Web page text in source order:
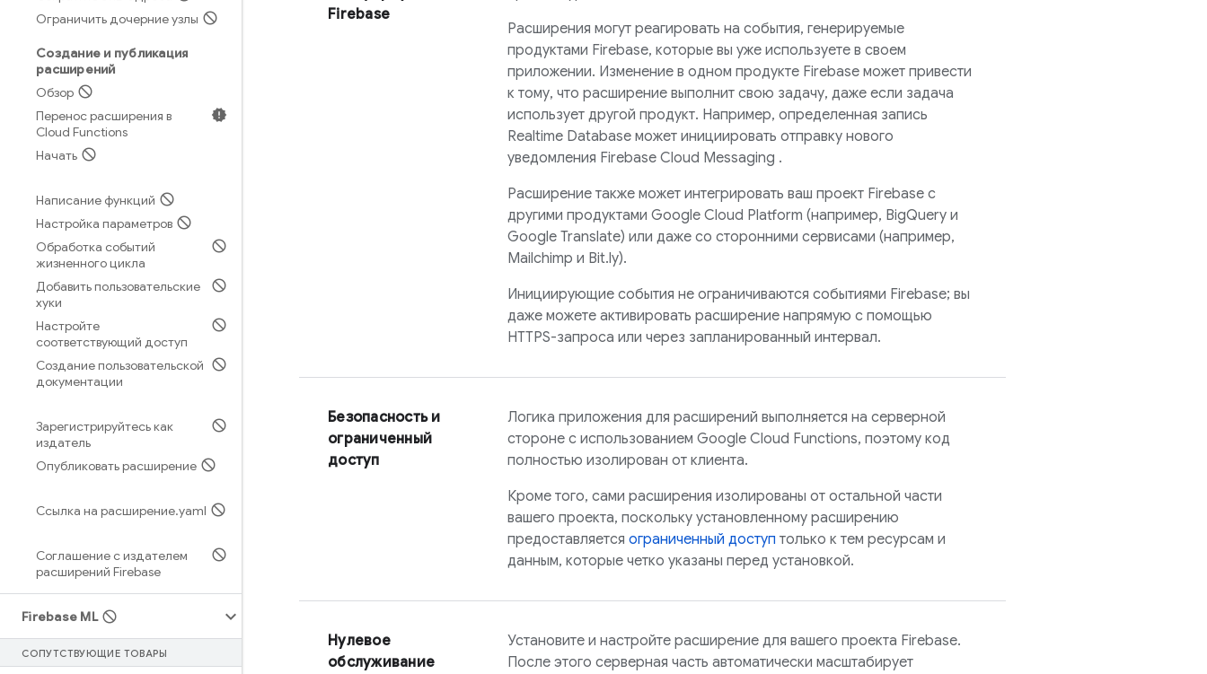
Ограничить дочерние узлы
Создание и публикация
расширений
Обзор
Перенос расширения в
Cloud Functions
Начать
Написание функций
Настройка параметров
Обработка событий
жизненного цикла
Добавить пользовательские
хуки
Настройте
соответствующий доступ
Создание пользовательской
документации
Зарегистрируйтесь как
издатель
Опубликовать расширение
Ссылка на расширение.yaml
Соглашение с издателем
расширений Firebase
Firebase ML
СОПУТСТВУЮЩИЕ ТОВАРЫ
Firebase
Расширения могут реагировать на события, генерируемые
продуктами Firebase, которые вы уже используете в своем
приложении. Изменение в одном продукте Firebase может привести
к тому, что расширение выполнит свою задачу, даже если задача
использует другой продукт. Например, определенная запись
Realtime Database может инициировать отправку нового
уведомления Firebase Cloud Messaging .
Расширение также может интегрировать ваш проект Firebase с
другими продуктами Google Cloud Platform (например, BigQuery и
Google Translate) или даже со сторонними сервисами (например,
Mailchimp и Bit.ly).
Инициирующие события не ограничиваются событиями Firebase; вы
даже можете активировать расширение напрямую с помощью
HTTPS-запроса или через запланированный интервал.
Безопасность и
ограниченный
доступ
Логика приложения для расширений выполняется на серверной
стороне с использованием Google Cloud Functions, поэтому код
полностью изолирован от клиента.
Кроме того, сами расширения изолированы от остальной части
вашего проекта, поскольку установленному расширению
предоставляется ограниченный доступ только к тем ресурсам и
данным, которые четко указаны перед установкой.
Нулевое
обслуживание
Установите и настройте расширение для вашего проекта Firebase.
После этого серверная часть автоматически масштабирует